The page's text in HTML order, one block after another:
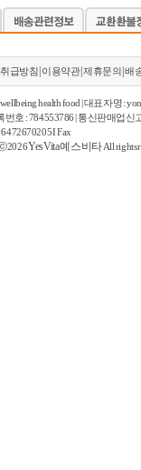
급방침 이용약관|제휴문의 |배
wellbeing health food | 대표자명 :
번호 : 784553786 | 통신판매업신
I Fax
YesVita 예스비타All rights